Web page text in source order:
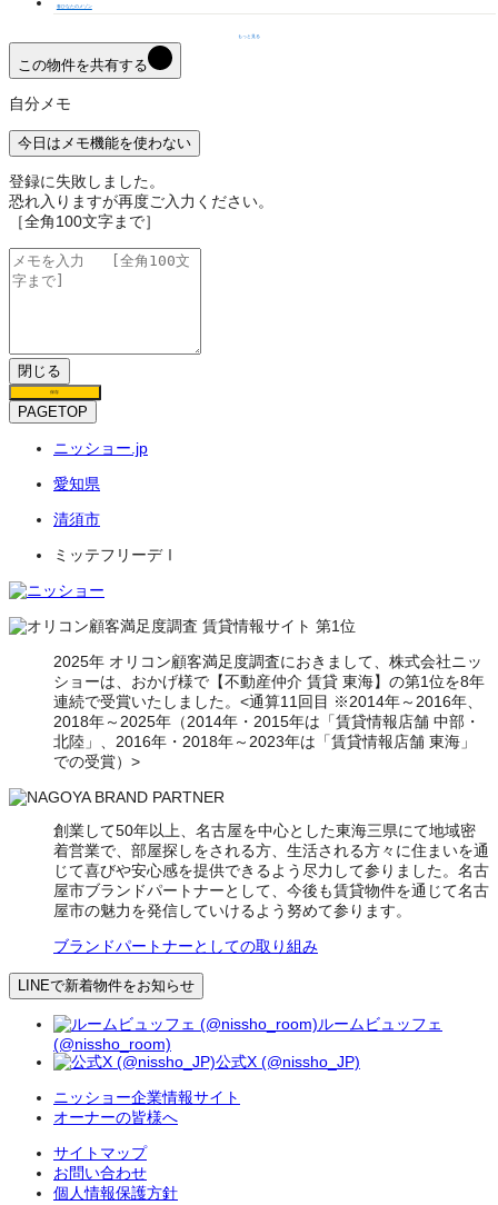
春ひなたのメゾン
もっと見る
この物件を共有する
自分メモ
今日はメモ機能を使わない
登録に失敗しました。
恐れ入りますが再度ご入力ください。
［全角100文字まで］
閉じる
保存
PAGETOP
ニッショー.jp
愛知県
清須市
ミッテフリーデⅠ
2025年 オリコン顧客満足度調査におきまして、株式会社ニッ
ショーは、おかげ様で【不動産仲介 賃貸 東海】の第1位を8年
連続で受賞いたしました。<通算11回目 ※2014年～2016年、
2018年～2025年（2014年・2015年は「賃貸情報店舗 中部・
北陸」、2016年・2018年～2023年は「賃貸情報店舗 東海」
での受賞）>
創業して50年以上、名古屋を中心とした東海三県にて地域密
着営業で、部屋探しをされる方、生活される方々に住まいを通
じて喜びや安心感を提供できるよう尽力して参りました。名古
屋市ブランドパートナーとして、今後も賃貸物件を通じて名古
屋市の魅力を発信していけるよう努めて参ります。
ブランドパートナーとしての取り組み
LINEで新着物件をお知らせ
ルームビュッフェ
(@nissho_room)
公式X (@nissho_JP)
ニッショー企業情報サイト
オーナーの皆様へ
サイトマップ
お問い合わせ
個人情報保護方針